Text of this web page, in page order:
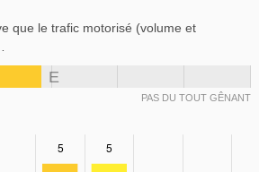
que le trafic motorisé (volume et
E
PAS DU TOUT GÊNANT